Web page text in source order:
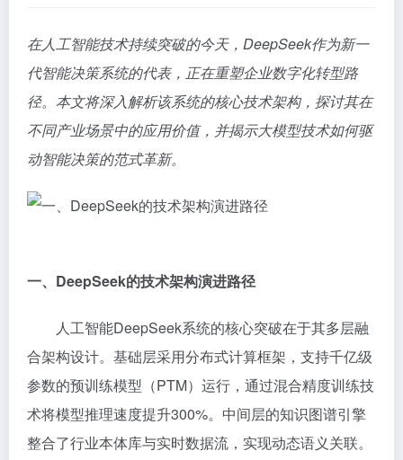
在人工智能技术持续突破的今天，DeepSeek作为新一
代智能决策系统的代表，正在重塑企业数字化转型路
径。本文将深入解析该系统的核心技术架构，探讨其在
不同产业场景中的应用价值，并揭示大模型技术如何驱
动智能决策的范式革新。
一、DeepSeek的技术架构演进路径
人工智能DeepSeek系统的核心突破在于其多层融
合架构设计。基础层采用分布式计算框架，支持千亿级
参数的预训练模型（PTM）运行，通过混合精度训练技
术将模型推理速度提升300%。中间层的知识图谱引擎
整合了行业本体库与实时数据流，实现动态语义关联。